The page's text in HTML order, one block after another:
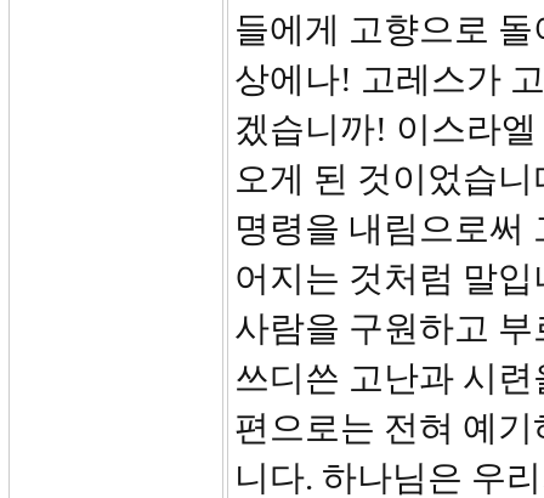
들에게 고향으로
상에나! 고레스가
겠습니까! 이스라
오게 된 것이었습
명령을 내림으로써
어지는 것처럼 말
사람을 구원하고
쓰디쓴 고난과 시
편으로는 전혀 예
니다. 하나님은 우